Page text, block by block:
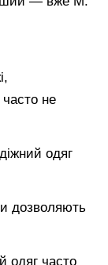
часто не
одяг
дозволяють
одяг часто